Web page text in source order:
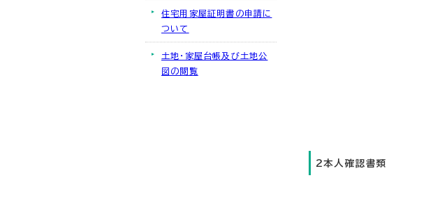
2本人確認書類
住宅用家屋証明書の申請に
ついて
土地・家屋台帳及び土地公
図の閲覧